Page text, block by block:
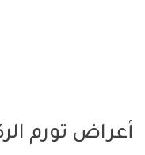
أعراض تورم